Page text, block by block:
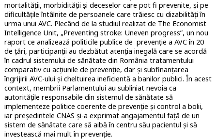
mortalității, morbidității și deceselor care pot fi prevenite, și pe
dificultățile întâlnite de persoanele care trăiesc cu dizabilități în
urma unui AVC. Plecând de la studiul realizat de The Economist
Intelligence Unit, „Preventing stroke: Uneven progress”, un nou
raport ce analizează politicile publice de prevenție a AVC în 20
de țări, participanții au dezbătut atenția inegală care se acordă
în cadrul sistemului de sănătate din România tratamentului
comparativ cu acțiunile de prevenție, dar și subfinanțarea
îngrijirii AVC-ului și cheltuirea ineficientă a banilor publici. În acest
context, membrii Parlamentului au subliniat nevoia ca
autoritățile responsabile din sistemul de sănătate să
implementeze politice coerente de prevenție și control a bolii,
iar președintele CNAS și-a exprimat angajamentul față de un
sistem de sănătate care să aibă în centru său pacientul și să
investească mai mult în prevenție.